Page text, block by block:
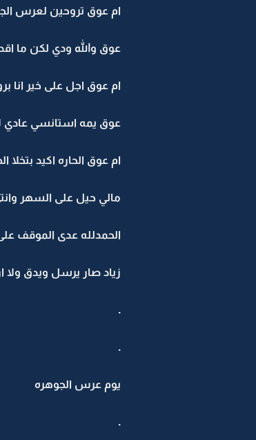
ام عوق تروحين لعرس
عوق والله ودي لكن ما
ام عوق اجل على خير انا
عوق يمه استانسي عادي
ام عوق الحاره اكيد
مالي حيل على السهر
الحمدلله عدى الموقف
زياد صار يرسل ويدق ولا
.
.
يوم عرس الجوهره
.